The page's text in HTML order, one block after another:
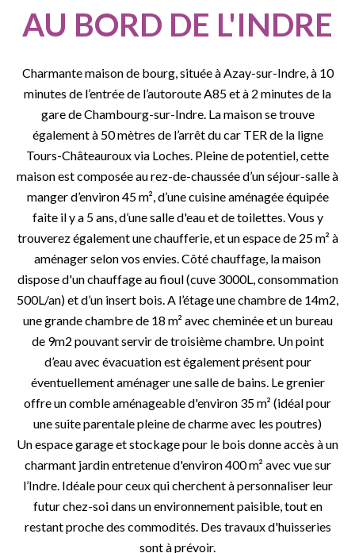
AU BORD DE L'INDRE
Charmante maison de bourg, située à Azay-sur-Indre, à 10
minutes de l’entrée de l’autoroute A85 et à 2 minutes de la
gare de Chambourg-sur-Indre. La maison se trouve
également à 50 mètres de l’arrêt du car TER de la ligne
Tours-Châteauroux via Loches. Pleine de potentiel, cette
maison est composée au rez-de-chaussée d’un séjour-salle à
manger d’environ 45 m², d’une cuisine aménagée équipée
faite il y a 5 ans, d’une salle d'eau et de toilettes. Vous y
trouverez également une chaufferie, et un espace de 25 m² à
aménager selon vos envies. Côté chauffage, la maison
dispose d'un chauffage au fioul (cuve 3000L, consommation
500L/an) et d’un insert bois. A l’étage une chambre de 14m2,
une grande chambre de 18 m² avec cheminée et un bureau
de 9m2 pouvant servir de troisième chambre. Un point
d’eau avec évacuation est également présent pour
éventuellement aménager une salle de bains. Le grenier
offre un comble aménageable d'environ 35 m² (idéal pour
une suite parentale pleine de charme avec les poutres)
Un espace garage et stockage pour le bois donne accès à un
charmant jardin entretenue d'environ 400 m² avec vue sur
l’Indre. Idéale pour ceux qui cherchent à personnaliser leur
futur chez-soi dans un environnement paisible, tout en
restant proche des commodités. Des travaux d'huisseries
sont à prévoir.